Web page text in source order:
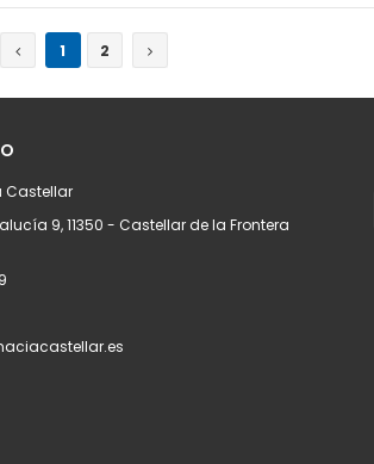
1
2
Castellar
9, 11350 - Castellar de la Frontera